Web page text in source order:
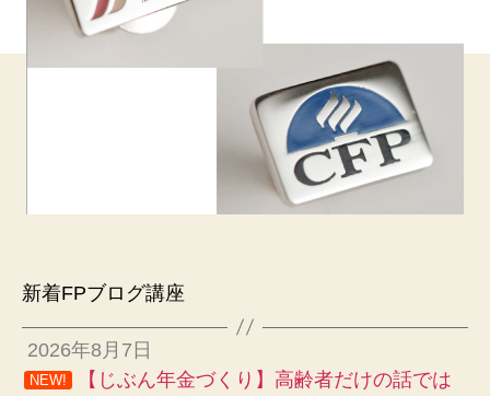
新着FPブログ講座
2026年8月7日
NEW!
【じぶん年金づくり】高齢者だけの話では